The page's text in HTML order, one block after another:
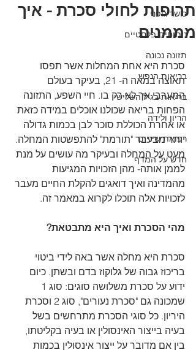
כושר גופני
ניתוחים פלסטיים
תזונה נכונה
בריאות הנפש
בריאות בגיל השלישי
הריון ולידה
רפואת שיניים
חדש על המדף
תרופות לחולי סכרת - איך
מממנים
סכרת היא אחת המחלות אשר תפסו
תאוצה במאה ה- 21, בעיקר בעולם
המערבי אך לא רק בו. חיי השפע, התזונה
הפחות בריאה שכולנו אוכלים במידה כזאת
או אחרת הכוללת סוכר לבן בכמות גדולה
יותר מבעבר "תורמת" להתפשטות המחלה.
מעט על המחלה ובעיקר מה עושים על מנת
לממן אותה- מהן הזכויות המגיעות
מהמדינה ואיך דואגים להקלת החיים מעבר
לזכויות אלה תוכלו לקרוא במאמר זה.
מהי הסכרת ואיך היא מתבטאת?
סכרת היא מחלה אשר באה לידי ביטוי
בריכוז גבוה של גלוקוז בדם ובשתן. כיום
שמכונה גם "סכרת נעורים", סוג 2 וסכרת
היריון. כל סוגי הסכרת מתרחשים בשל
בעיה בייצור האינסולין או בעיה בקליטתו,
בין אם מדובר על ייצור אינסולין בכמות